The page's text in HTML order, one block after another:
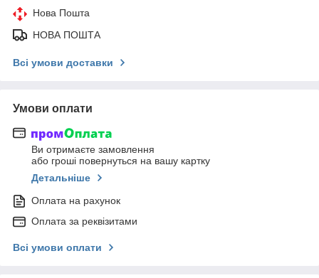
Нова Пошта
НОВА ПОШТА
Всі умови доставки
Умови оплати
Ви отримаєте замовлення
або гроші повернуться на вашу картку
Детальніше
Оплата на рахунок
Оплата за реквізитами
Всі умови оплати